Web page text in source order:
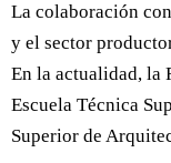
La colaboración
y el sector
En la actualidad, la
Escuela Técnica
Superior de